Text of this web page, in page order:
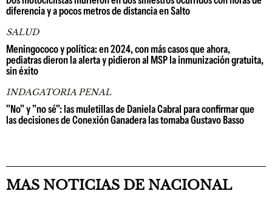
diferencia y a pocos metros de distancia en Salto
SALUD
Meningococo y política: en 2024, con más casos que ahora,
pediatras dieron la alerta y pidieron al MSP la inmunización gratuita,
sin éxito
INDAGATORIA PENAL
"No" y "no sé": las muletillas de Daniela Cabral para confirmar que
las decisiones de Conexión Ganadera las tomaba Gustavo Basso
MAS NOTICIAS DE NACIONAL